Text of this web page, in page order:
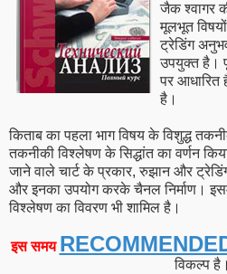
जैक श्वागर
मूलभूत
ट्रेडिंग
उपयुक्त है।
पर आधारित
है।
किताब का पहला भाग विषय के विशुद्ध
तकनीकी विश्लेषण के सिद्धांत का वर्णन
जाने वाले चार्ट के प्रकार, रुझान और
और इनका उपयोग करके चैनल निर्माण।
विश्लेषण का विवरण भी शामिल है।
इस समय
विकल्प है।